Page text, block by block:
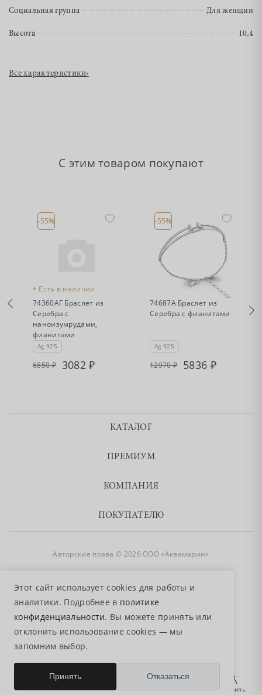
Этот сайт использует cookies для работы и
аналитики. Подробнее в политике
конфиденциальности. Вы можете принять или
отклонить использование cookies — мы
запомним выбор.
Принять Отказаться
Главная Избранное Поиск
0
Корзина Профиль
Социальная группа Для женщин
Высота 10,4
Все характеристики›
С этим товаром покупают
-55%
• Есть в наличии
74360АГ Браслет из
Серебра с
наноизумрудами,
фианитами
Ag 925
6850 3082
-55%
Есть в наличии
74687А Браслет из
Серебра с фианитами
Ag 925
12970 5836
КАТАЛОГ
ПРЕМИУМ
КОМПАНИЯ
ПОКУПАТЕЛЮ
Авторские права © 2026 ООО «Аквамарин»